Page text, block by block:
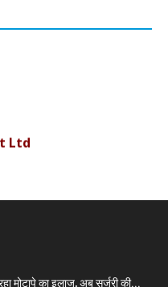
Ltd
मोटापे का इलाज, अब सर्जरी की...